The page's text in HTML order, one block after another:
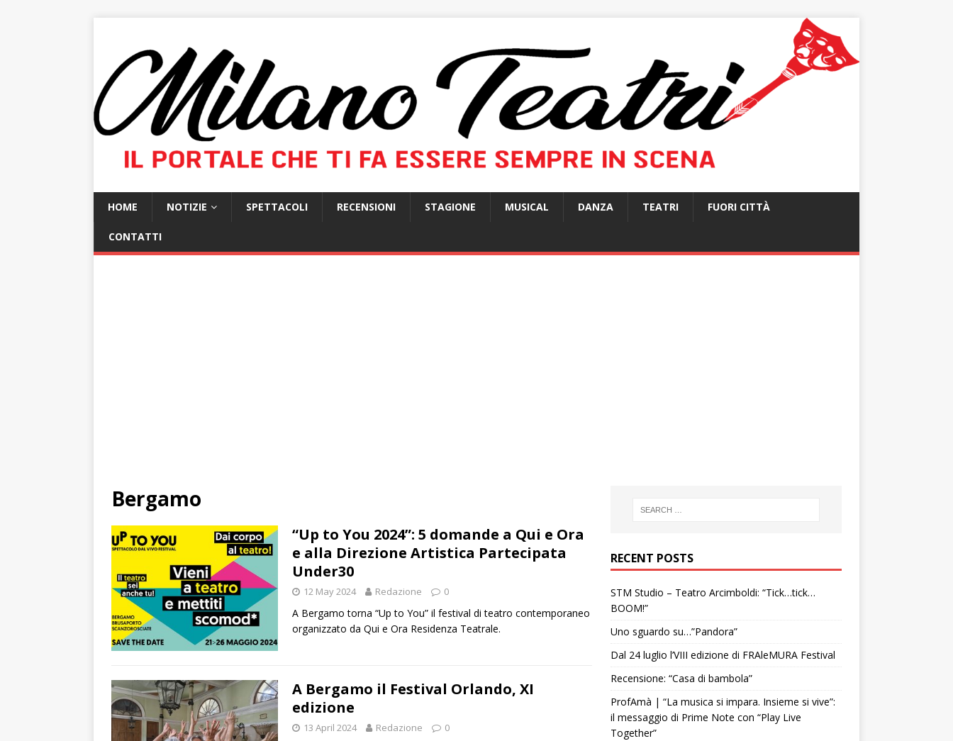
HOME NOTIZIE SPETTACOLI RECENSIONI STAGIONE MUSICAL DANZA TEATRI FUORI CITTÀ
CONTATTI
Bergamo
“Up to You 2024”: 5 domande a Qui e Ora
e alla Direzione Artistica Partecipata
Under30
12 May 2024 Redazione 0
A Bergamo torna “Up to You” il festival di teatro contemporaneo
organizzato da Qui e Ora Residenza Teatrale.
A Bergamo il Festival Orlando, XI
edizione
13 April 2024 Redazione 0
RECENT POSTS
STM Studio – Teatro Arcimboldi: “Tick…tick…
BOOM!”
Uno sguardo su…”Pandora”
Dal 24 luglio l’VIII edizione di FRAleMURA Festival
Recensione: “Casa di bambola”
ProfAmà | “La musica si impara. Insieme si vive”:
il messaggio di Prime Note con “Play Live
Together”